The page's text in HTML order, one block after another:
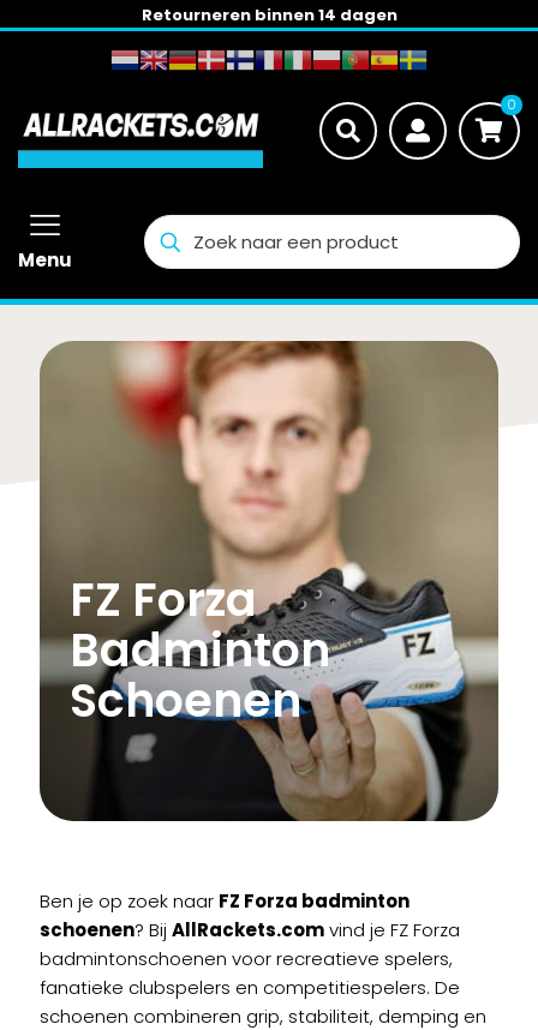
Retourneren binnen 14 dagen
0
Menu
FZ Forza
Badminton
Schoenen
Ben je op zoek naar FZ Forza badminton
schoenen? Bij AllRackets.comvind je FZ Forza
badmintonschoenen voor recreatieve spelers,
fanatieke clubspelers en competitiespelers. De
schoenen combineren grip, stabiliteit, demping en